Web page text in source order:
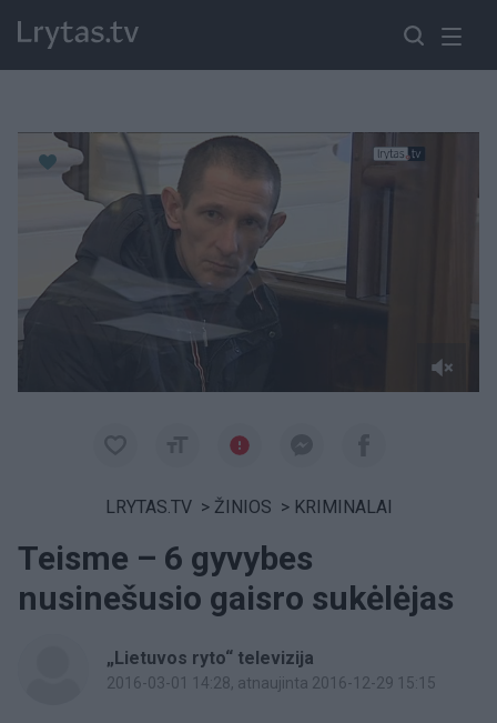
Paremkite Ukrainą
LRYTAS.TV > ŽINIOS > KRIMINALAI
Teisme – 6 gyvybes
nusinešusio gaisro sukėlėjas
„Lietuvos ryto“ televizija
2016-03-01 14:28, atnaujinta 2016-12-29 15:15